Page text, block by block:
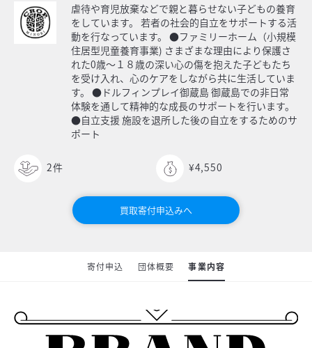
虐待や育児放棄などで親と暮らせない子どもの養育
をしています。 若者の社会的自立をサポートする活
動を行なっています。 ●ファミリーホーム（小規模
住居型児童養育事業) さまざまな理由により保護さ
れた0歳〜１８歳の深い心の傷を抱えた子どもたち
を受け入れ、心のケアをしながら共に生活していま
す。 ●ドルフィンプレイ御蔵島 御蔵島での非日常
体験を通して精神的な成長のサポートを行います。
●自立支援 施設を退所した後の自立をするためのサ
ポート
2件 ¥4,550
買取寄付申込みへ
寄付申込 団体概要 事業内容